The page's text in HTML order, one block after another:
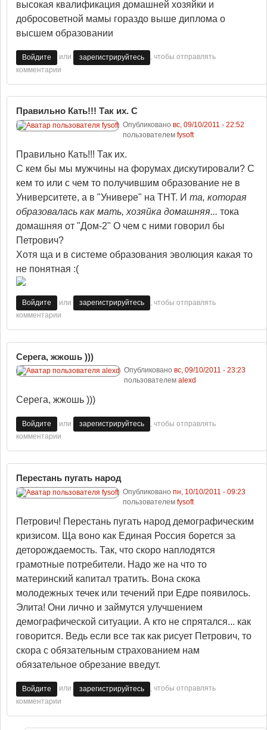
высокая квалификация домашней хозяйки и
добросоветной мамы гораздо выше диплома о
высшем образовании
Войдите или зарегистрируйтесь
, чтобы отправлять
комментарии
Правильно Кать!!! Так их. С
Опубликовано вс, 09/10/2011 - 22:52
пользователем fysoft
Правильно Кать!!! Так их.
С кем бы мы мужчины на форумах дискутировали? С
кем то или с чем то получившим образование не в
Университете, а в "Универе" на ТНТ. И та, которая
образовалась как мать, хозяйка домашняя... тока
домашняя от "Дом-2" О чем с ними говорил бы
Петрович?
Хотя ща и в системе образования эволюция какая то
не понятная :(
Войдите или зарегистрируйтесь
, чтобы отправлять
комментарии
Серега, жжошь )))
Опубликовано вс, 09/10/2011 - 23:23
пользователем alexd
Серега, жжошь )))
Войдите или зарегистрируйтесь
, чтобы отправлять
комментарии
Перестань пугать народ
Опубликовано пн, 10/10/2011 - 09:23
пользователем fysoft
Петрович! Перестань пугать народ демографическим
кризисом. Ща воно как Единая Россия борется за
деторождаемость. Так, что скоро наплодятся
грамотные потребители. Надо же на что то
материнский капитал тратить. Вона скока
молодежных течек или течений при Едре появилось.
Элита! Они лично и займутся улучшением
демографической ситуации. А кто не спрятался... как
говорится. Ведь если все так как рисует Петрович, то
скора с обязательным страхованием нам
обязательное обрезание введут.
Войдите или зарегистрируйтесь
, чтобы отправлять
комментарии